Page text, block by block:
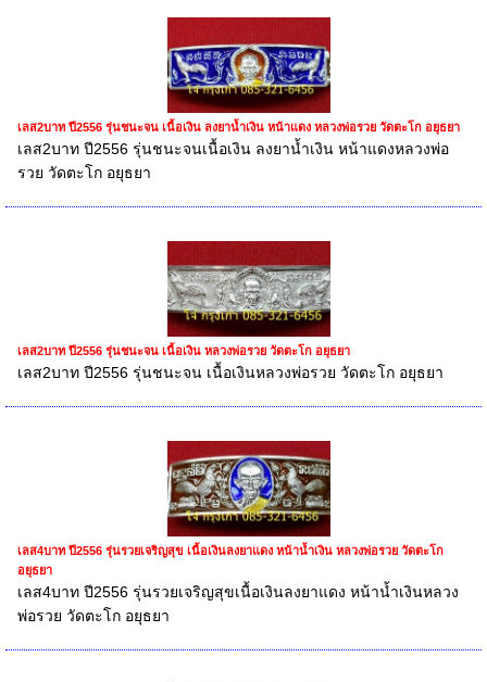
เลส2บาท ปี2556 รุ่นชนะจน เนื้อเงิน ลงยาน้ำเงิน หน้าแดง หลวงพ่อรวย วัดตะโก อยุธยา
เลส2บาท ปี2556 รุ่นชนะจนเนื้อเงิน ลงยาน้ำเงิน หน้าแดงหลวงพ่อ
รวย วัดตะโก อยุธยา
เลส2บาท ปี2556 รุ่นชนะจน เนื้อเงิน หลวงพ่อรวย วัดตะโก อยุธยา
เลส2บาท ปี2556 รุ่นชนะจน เนื้อเงินหลวงพ่อรวย วัดตะโก อยุธยา
เลส4บาท ปี2556 รุ่นรวยเจริญสุข เนื้อเงินลงยาแดง หน้าน้ำเงิน หลวงพ่อรวย วัดตะโก
อยุธยา
เลส4บาท ปี2556 รุ่นรวยเจริญสุขเนื้อเงินลงยาแดง หน้าน้ำเงินหลวง
พ่อรวย วัดตะโก อยุธยา